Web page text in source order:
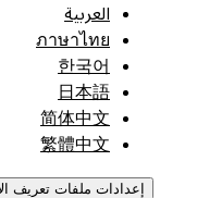
العربية
ภาษาไทย
한국어
日本語
简体中文
繁體中文
إعدادات ملفات تعريف الارتباط